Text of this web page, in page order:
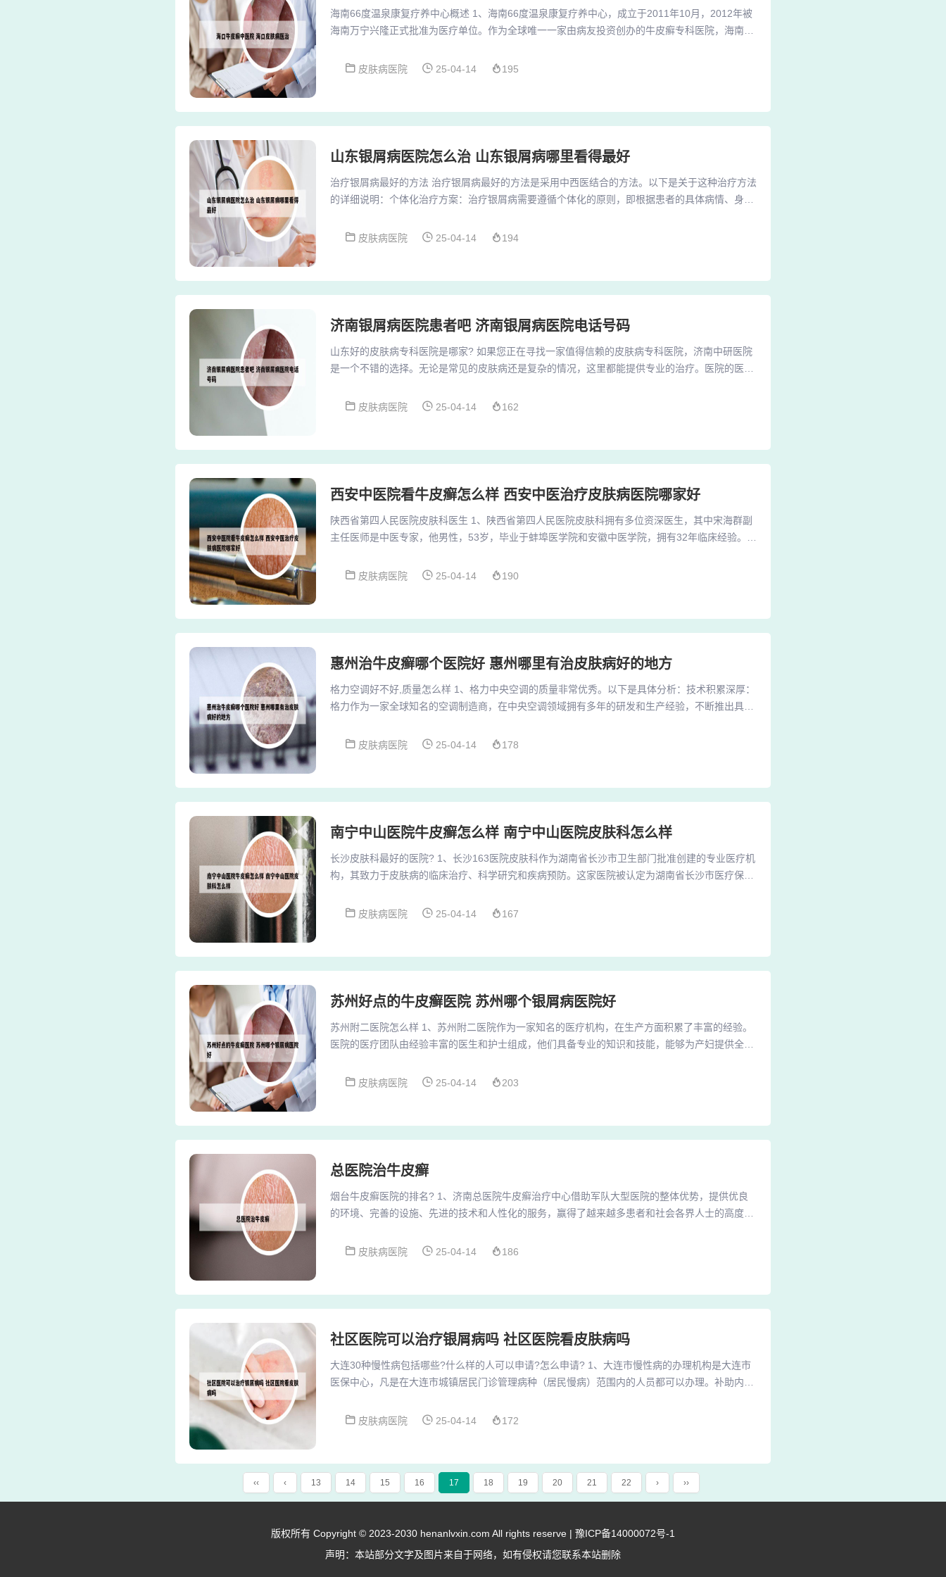
海南66度温泉康复疗养中心概述 1、海南66度温泉康复疗养中心，成立于2011年10月，2012年被
海南万宁兴隆正式批准为医疗单位。作为全球唯一一家由病友投资创办的牛皮癣专科医院，海南66
一家由病友投资创办的牛皮癣（银屑病）专科医院，以轻松、快乐、安全、健康、天然的物理疗法
皮肤病医院 25-04-14 195
山东银屑病医院怎么治 山东银屑病哪里看得最好
治疗银屑病最好的方法 治疗银屑病最好的方法是采用中西医结合的方法。以下是关于这种治疗方法
的详细说明：个体化治疗方案：治疗银屑病需要遵循个体化的原则，即根据患者的具体病情、身体
一定的副作用。治疗银屑病最好的方法主要包括以下几点：生物制剂治疗：应用药物：司库奇尤单
皮肤病医院 25-04-14 194
济南银屑病医院患者吧 济南银屑病医院电话号码
山东好的皮肤病专科医院是哪家? 如果您正在寻找一家值得信赖的皮肤病专科医院，济南中研医院
是一个不错的选择。无论是常见的皮肤病还是复杂的情况，这里都能提供专业的治疗。医院的医生
院不仅关注患者的健康，还非常重视医疗质量和科研创新。济南现代皮肤病医院是一家按国家三级
皮肤病医院 25-04-14 162
西安中医院看牛皮癣怎么样 西安中医治疗皮肤病医院哪家好
陕西省第四人民医院皮肤科医生 1、陕西省第四人民医院皮肤科拥有多位资深医生，其中宋海群副
主任医师是中医专家，他男性，53岁，毕业于蚌埠医学院和安徽中医学院，拥有32年临床经验。宋
国专家人才库》和《中华特色名医辞典》收录。2、姓名：戴溱慧 性别：男 职称：主任医师、教授
皮肤病医院 25-04-14 190
惠州治牛皮癣哪个医院好 惠州哪里有治皮肤病好的地方
格力空调好不好,质量怎么样 1、格力中央空调的质量非常优秀。以下是具体分析：技术积累深厚：
格力作为一家全球知名的空调制造商，在中央空调领域拥有多年的研发和生产经验，不断推出具有
表现出色。2、格力空调怎么样 格力空调好不好格力空调通过多项国际权威认证，并获得国家质量
皮肤病医院 25-04-14 178
南宁中山医院牛皮癣怎么样 南宁中山医院皮肤科怎么样
长沙皮肤科最好的医院? 1、长沙163医院皮肤科作为湖南省长沙市卫生部门批准创建的专业医疗机
构，其致力于皮肤病的临床治疗、科学研究和疾病预防。这家医院被认定为湖南省长沙市医疗保险
了社区百姓的广泛认可，被评为贴心医院和最佳文明单位。2、长沙中山医院皮肤科致力于为患者
皮肤病医院 25-04-14 167
苏州好点的牛皮癣医院 苏州哪个银屑病医院好
苏州附二医院怎么样 1、苏州附二医院作为一家知名的医疗机构，在生产方面积累了丰富的经验。
医院的医疗团队由经验丰富的医生和护士组成，他们具备专业的知识和技能，能够为产妇提供全方
医院生小孩不仅花费适中，还能够享受到优质的服务和环境。2、苏州大学附属第二医院的经济效
皮肤病医院 25-04-14 203
总医院治牛皮癣
烟台牛皮癣医院的排名? 1、济南总医院牛皮癣治疗中心借助军队大型医院的整体优势，提供优良
的环境、完善的设施、先进的技术和人性化的服务，赢得了越来越多患者和社会各界人士的高度赞
择，实现了牛皮癣治疗的飞跃。2、烟台滨海医院是一家经烟台市卫生部门批准成立的综合型医疗
皮肤病医院 25-04-14 186
社区医院可以治疗银屑病吗 社区医院看皮肤病吗
大连30种慢性病包括哪些?什么样的人可以申请?怎么申请? 1、大连市慢性病的办理机构是大连市
医保中心，凡是在大连市城镇居民门诊管理病种（居民慢病）范围内的人员都可以办理。补助内容
医保中心咨询。2、年大连慢病办理时间为2022年4月1日。申报条件，在我国有25种疾病被列入了
皮肤病医院 25-04-14 172
‹‹ ‹ 13 14 15 16 17 18 19 20 21 22 › ››
版权所有 Copyright © 2023-2030 henanlvxin.com All rights reserve | 豫ICP备14000072号-1
声明：本站部分文字及图片来自于网络，如有侵权请您联系本站删除